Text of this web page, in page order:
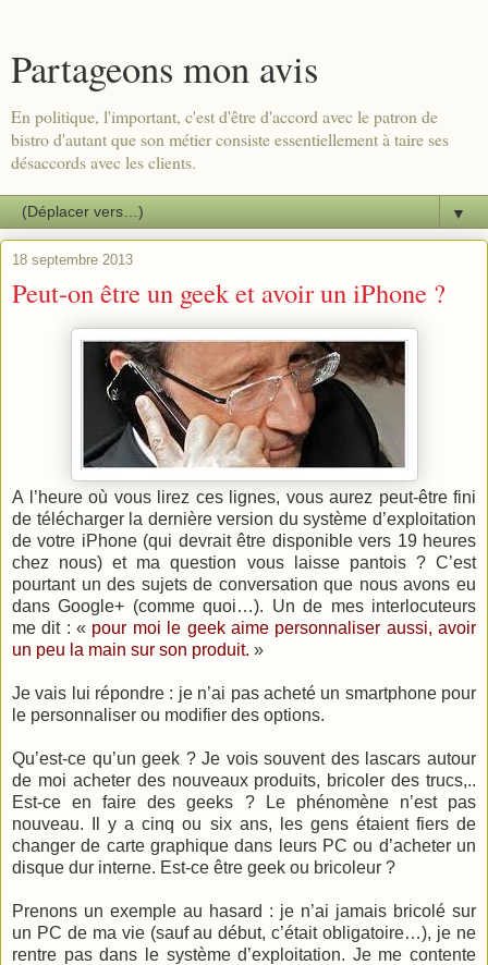
Partageons mon avis
En politique, l'important, c'est d'être d'accord avec le patron de
bistro d'autant que son métier consiste essentiellement à taire ses
désaccords avec les clients.
▼
18 septembre 2013
Peut-on être un geek et avoir un iPhone ?
A l’heure où vous lirez ces lignes, vous aurez peut-être fini
de télécharger la dernière version du système d’exploitation
de votre iPhone (qui devrait être disponible vers 19 heures
chez nous) et ma question vous laisse pantois ? C’est
pourtant un des sujets de conversation que nous avons eu
dans Google+ (comme quoi…). Un de mes interlocuteurs
me dit : « pour moi le geek aime personnaliser aussi, avoir
un peu la main sur son produit. »
Je vais lui répondre : je n’ai pas acheté un smartphone pour
le personnaliser ou modifier des options.
Qu’est-ce qu’un geek ? Je vois souvent des lascars autour
de moi acheter des nouveaux produits, bricoler des trucs,..
Est-ce en faire des geeks ? Le phénomène n’est pas
nouveau. Il y a cinq ou six ans, les gens étaient fiers de
changer de carte graphique dans leurs PC ou d’acheter un
disque dur interne. Est-ce être geek ou bricoleur ?
Prenons un exemple au hasard : je n’ai jamais bricolé sur
un PC de ma vie (sauf au début, c’était obligatoire…), je ne
rentre pas dans le système d’exploitation. Je me contente